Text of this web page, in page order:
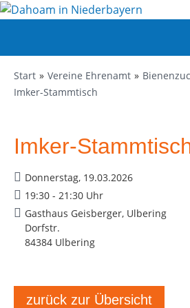
Start Vereine Ehrenamt
Imker-Stammtisch
Imker-
Donnerstag, 19.03.2026
19:30 - 21:30 Uhr
Gasthaus Geisberger, Ulbering
Dorfstr.
84384 Ulbering
zurück zur Übersicht